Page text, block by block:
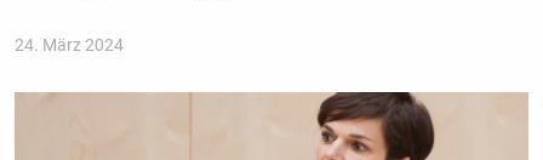
24. März 2024